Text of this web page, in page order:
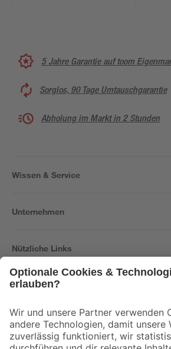
5 Jahre Garantie auf toom
Sorglos, 90 Tage Umtauschgarantie
Abholung im Markt in 2 Stunden
Wissen & Service
Unternehmen
Nützliche Links
Der toom Newsletter: Keine Angebote und
Zur Newsletter Anmeldung